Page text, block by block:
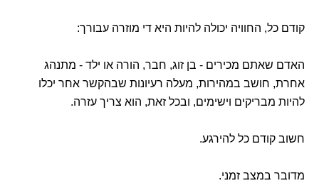
קודם כל, החוויה יכולה להיות היא די מוזרה עבורך:
האדם שאתם מכירים - בן זוג, חבר, הורה או ילד - מתנהג
אחרת, חושב במהירות, מעלה רעיונות שבהקשר אחר יכלו
להיות מבריקים וישימים, ובכל זאת, הוא צריך עזרה.
חשוב קודם כל להירגע.
מדובר במצב זמני.